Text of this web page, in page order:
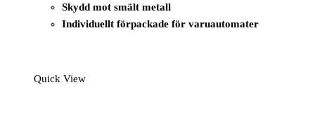
Skydd mot smält metall
Individuellt förpackade för varuautomater
Quick View